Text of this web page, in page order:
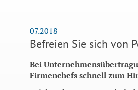
07.2018
Befreien Sie sich von
Bei
Firmenchefs schnell zum